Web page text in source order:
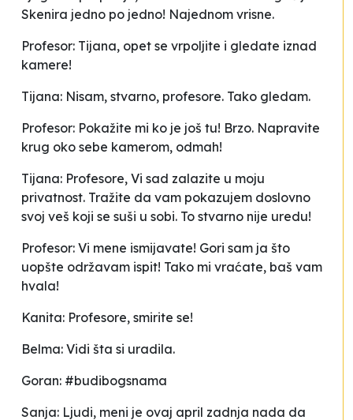
Skenira jedno po jedno! Najednom vrisne.
Profesor: Tijana, opet se vrpoljite i gledate iznad
kamere!
Tijana: Nisam, stvarno, profesore. Tako gledam.
Profesor: Pokažite mi ko je još tu! Brzo. Napravite
krug oko sebe kamerom, odmah!
Tijana: Profesore, Vi sad zalazite u moju
privatnost. Tražite da vam pokazujem doslovno
svoj veš koji se suši u sobi. To stvarno nije uredu!
Profesor: Vi mene ismijavate! Gori sam ja što
uopšte održavam ispit! Tako mi vraćate, baš vam
hvala!
Kanita: Profesore, smirite se!
Belma: Vidi šta si uradila.
Goran: #budibogsnama
Sanja: Ljudi, meni je ovaj april zadnja nada da